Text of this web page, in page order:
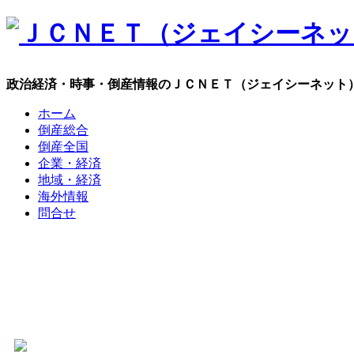
政治経済・時事・倒産情報のＪＣＮＥＴ（ジェイシーネット
ホーム
倒産総合
倒産全国
企業・経済
地域・経済
海外情報
問合せ